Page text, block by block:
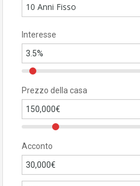
10 Anni Fisso
Interesse
Prezzo della casa
Acconto